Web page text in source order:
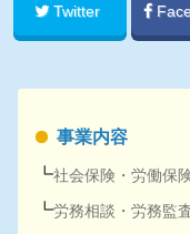
Twitter
事業内容
社会保険 ・ 労働保
労務相談・ 労務監